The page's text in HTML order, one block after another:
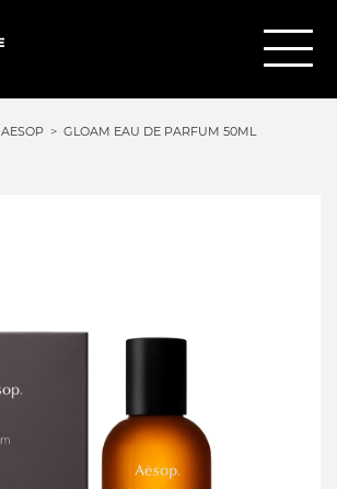
AESOP
GLOAM EAU DE PARFUM 50ML